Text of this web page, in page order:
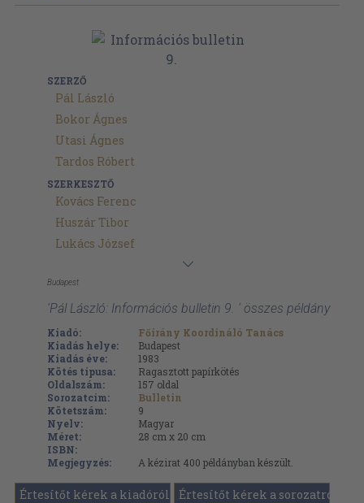
SZERZŐ
Pál László
Bokor Ágnes
Utasi Ágnes
Tardos Róbert
SZERKESZTŐ
Kovács Ferenc
Huszár Tibor
Lukács József
Budapest
'Pál László: Információs bulletin 9. ' összes példány
Kiadó:
Főirány Koordináló Tanács
Kiadás helye:
Budapest
Kiadás éve:
1983
Kötés típusa:
Ragasztott papírkötés
Oldalszám:
157 oldal
Sorozatcím:
Bulletin
Kötetszám:
9
Nyelv:
Magyar
Méret:
28 cm x 20 cm
ISBN:
Megjegyzés:
A kézirat 400 példányban készült.
Értesítőt kérek a kiadóról Értesítőt kérek a sorozatról